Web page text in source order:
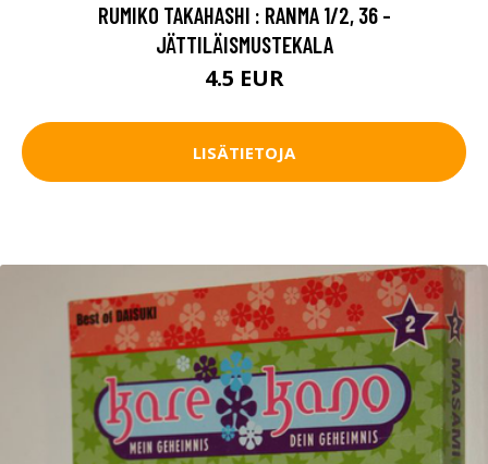
RUMIKO TAKAHASHI : RANMA 1/2, 36 -
JÄTTILÄISMUSTEKALA
4.5 EUR
LISÄTIETOJA